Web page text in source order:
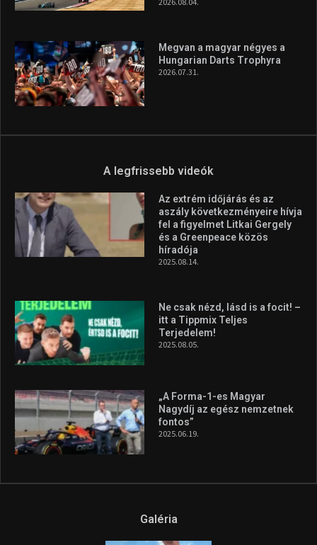
Megvan a magyar négyes a
Hungarian Darts Trophyra
2026.07.31.
A legfrissebb videók
Az extrém időjárás és az
aszály következményeire hívja
fel a figyelmet Litkai Gergely
és a Greenpeace közös
híradója
2025.08.14.
Ne csak nézd, lásd is a focit! –
itt a Tippmix Teljes
Terjedelem!
2025.08.05.
„A Forma-1-es Magyar
Nagydíj az egész nemzetnek
fontos”
2025.06.19.
Galéria